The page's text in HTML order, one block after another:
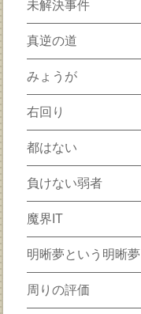
未解決事件
真逆の道
みょうが
右回り
都はない
負けない弱者
魔界IT
明晰夢という明晰夢
周りの評価